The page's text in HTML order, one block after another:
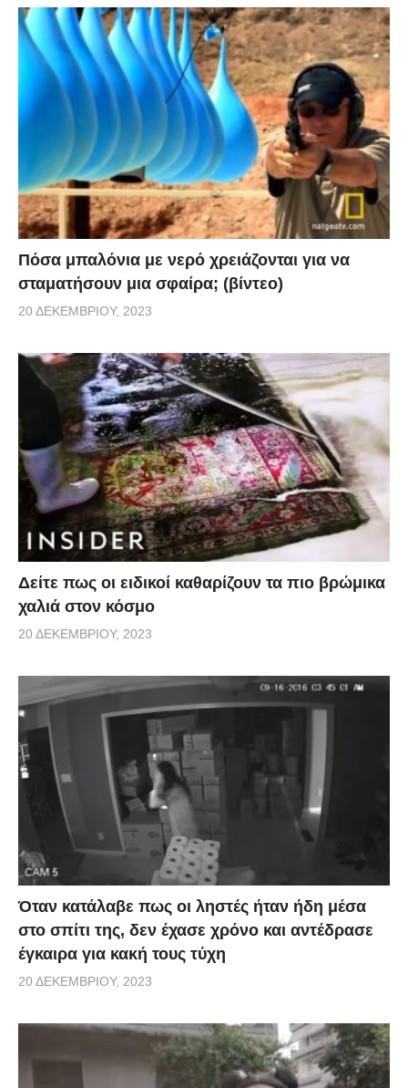
Πόσα μπαλόνια με νερό χρειάζονται για να
σταματήσουν μια σφαίρα; (βίντεο)
20 ΔΕΚΕΜΒΡΊΟΥ, 2023
Δείτε πως οι ειδικοί καθαρίζουν τα πιο βρώμικα
χαλιά στον κόσμο
20 ΔΕΚΕΜΒΡΊΟΥ, 2023
Όταν κατάλαβε πως οι ληστές ήταν ήδη μέσα
στο σπίτι της, δεν έχασε χρόνο και αντέδρασε
έγκαιρα για κακή τους τύχη
20 ΔΕΚΕΜΒΡΊΟΥ, 2023